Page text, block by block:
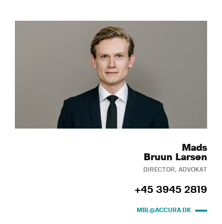
Mads
Bruun Larsen
DIRECTOR, ADVOKAT
+45 3945 2819
MBL@ACCURA.DK